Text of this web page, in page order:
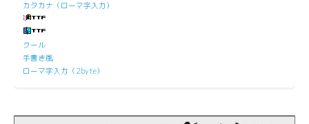
カタカナ（ローマ字入力）
クール
手書き風
ローマ字入力（2byte）